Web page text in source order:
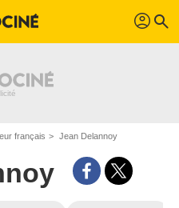
profil search
français Jean Delannoy